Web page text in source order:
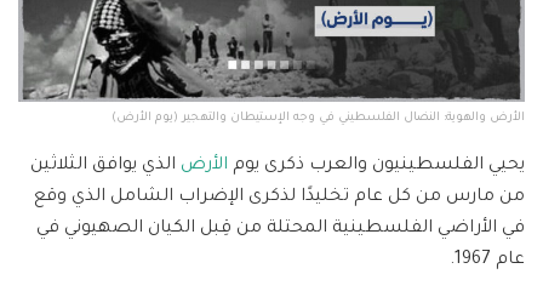
الأرض والهوية: النضال الفلسطيني في وجه الإستيطان والتهجير (يوم الأرض)
يحيي الفلسطينيون والعرب ذكرى يوم الأرض الذي يوافق الثلاثين
من مارس من كل عام تخليدًا لذكرى الإضراب الشامل الذي وقع
في الأراضي الفلسطينية المحتلة من قِبل الكيان الصهيوني في
عام 1967.